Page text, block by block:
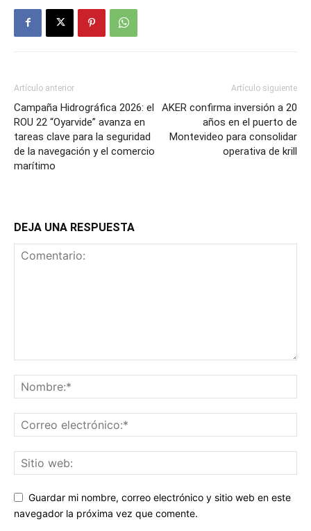
Artículo anterior
Campaña Hidrográfica 2026: el
ROU 22 “Oyarvide” avanza en
tareas clave para la seguridad
de la navegación y el comercio
marítimo
Artículo siguiente
AKER confirma inversión a 20
años en el puerto de
Montevideo para consolidar
operativa de krill
DEJA UNA RESPUESTA
Guardar mi nombre, correo electrónico y sitio web en este
navegador la próxima vez que comente.